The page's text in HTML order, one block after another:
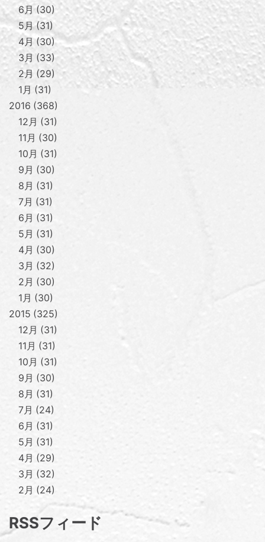
6月
30
5月 31
4月
30
3月
33
2月
29
1月
31
2016 368
12月
31
11月
30
10月
31
9月
30
8月
31
7月
31
6月
31
5月
31
4月
30
3月
32
2月
30
1月
30
2015 325
12月
31
11月
31
10月
31
9月
30
8月
31
7月
24
6月
31
5月
31
4月
29
3月
32
2月
24
RSSフィード